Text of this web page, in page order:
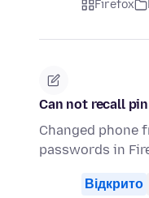
Firefox
Can not recall
Changed phone
passwords in
Відкрито